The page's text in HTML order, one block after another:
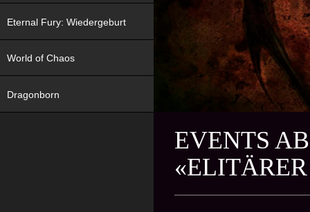
EVENTS
Eternal Fury: Wiedergeburt
World of Chaos
Dragonborn